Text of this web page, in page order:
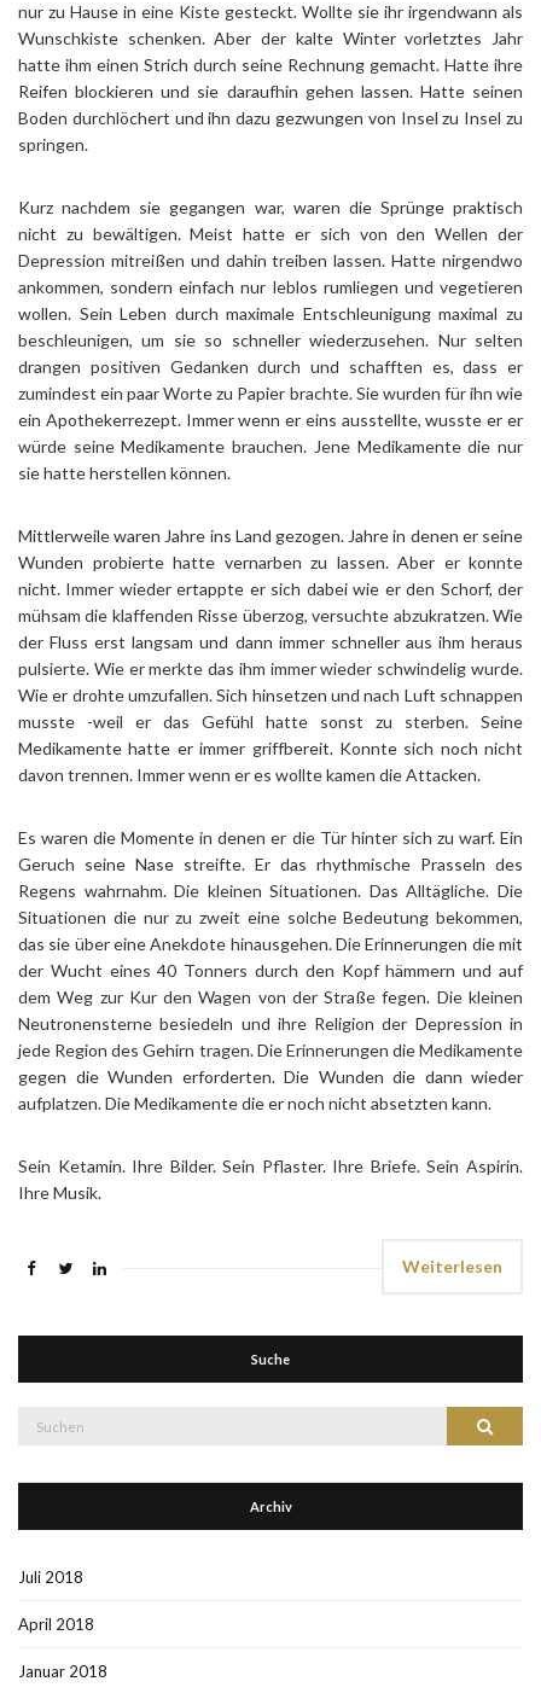
nur zu Hause in eine Kiste gesteckt. Wollte sie ihr irgendwann als
Wunschkiste schenken. Aber der kalte Winter vorletztes Jahr
hatte ihm einen Strich durch seine Rechnung gemacht. Hatte ihre
Reifen blockieren und sie daraufhin gehen lassen. Hatte seinen
Boden durchlöchert und ihn dazu gezwungen von Insel zu Insel zu
springen.
Kurz nachdem sie gegangen war, waren die Sprünge praktisch
nicht zu bewältigen. Meist hatte er sich von den Wellen der
Depression mitreißen und dahin treiben lassen. Hatte nirgendwo
ankommen, sondern einfach nur leblos rumliegen und vegetieren
wollen. Sein Leben durch maximale Entschleunigung maximal zu
beschleunigen, um sie so schneller wiederzusehen. Nur selten
drangen positiven Gedanken durch und schafften es, dass er
zumindest ein paar Worte zu Papier brachte. Sie wurden für ihn wie
ein Apothekerrezept. Immer wenn er eins ausstellte, wusste er er
würde seine Medikamente brauchen. Jene Medikamente die nur
sie hatte herstellen können.
Mittlerweile waren Jahre ins Land gezogen. Jahre in denen er seine
Wunden probierte hatte vernarben zu lassen. Aber er konnte
nicht. Immer wieder ertappte er sich dabei wie er den Schorf, der
mühsam die klaffenden Risse überzog, versuchte abzukratzen. Wie
der Fluss erst langsam und dann immer schneller aus ihm heraus
pulsierte. Wie er merkte das ihm immer wieder schwindelig wurde.
Wie er drohte umzufallen. Sich hinsetzen und nach Luft schnappen
musste -weil er das Gefühl hatte sonst zu sterben. Seine
Medikamente hatte er immer griffbereit. Konnte sich noch nicht
davon trennen. Immer wenn er es wollte kamen die Attacken.
Es waren die Momente in denen er die Tür hinter sich zu warf. Ein
Geruch seine Nase streifte. Er das rhythmische Prasseln des
Regens wahrnahm. Die kleinen Situationen. Das Alltägliche. Die
Situationen die nur zu zweit eine solche Bedeutung bekommen,
das sie über eine Anekdote hinausgehen. Die Erinnerungen die mit
der Wucht eines 40 Tonners durch den Kopf hämmern und auf
dem Weg zur Kur den Wagen von der Straße fegen. Die kleinen
Neutronensterne besiedeln und ihre Religion der Depression in
jede Region des Gehirn tragen. Die Erinnerungen die Medikamente
gegen die Wunden erforderten. Die Wunden die dann wieder
aufplatzen. Die Medikamente die er noch nicht absetzten kann.
Sein Ketamin. Ihre Bilder. Sein Pflaster. Ihre Briefe. Sein Aspirin.
Ihre Musik.
Weiterlesen
Suche
Suchen
Archiv
Juli 2018
April 2018
Januar 2018